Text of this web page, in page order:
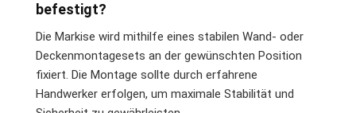
befestigt?
Die Markise wird mithilfe eines stabilen Wand- oder
Deckenmontagesets an der gewünschten Position
fixiert. Die Montage sollte durch erfahrene
Handwerker erfolgen, um maximale Stabilität und